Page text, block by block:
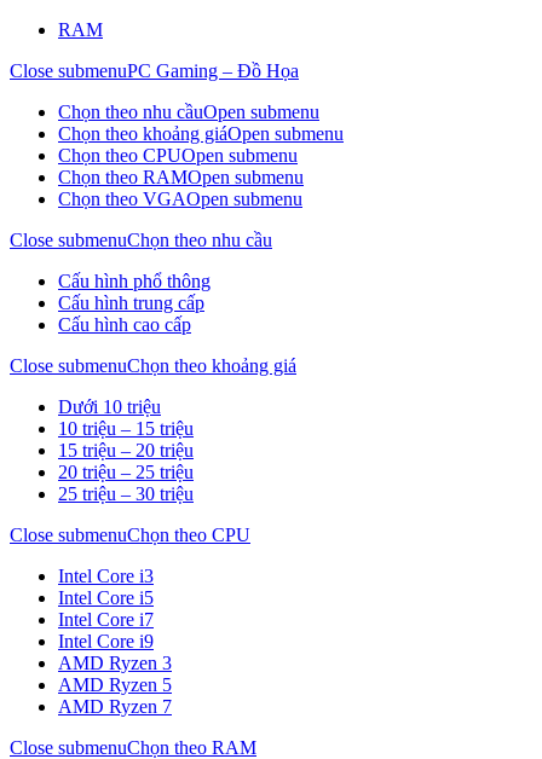
RAM
Close submenuPC Gaming – Đồ Họa
Chọn theo nhu cầuOpen submenu
Chọn theo khoảng giáOpen submenu
Chọn theo CPUOpen submenu
Chọn theo RAMOpen submenu
Chọn theo VGAOpen submenu
Close submenuChọn theo nhu cầu
Cấu hình phổ thông
Cấu hình trung cấp
Cấu hình cao cấp
Close submenuChọn theo khoảng giá
Dưới 10 triệu
10 triệu – 15 triệu
15 triệu – 20 triệu
20 triệu – 25 triệu
25 triệu – 30 triệu
Close submenuChọn theo CPU
Intel Core i3
Intel Core i5
Intel Core i7
Intel Core i9
AMD Ryzen 3
AMD Ryzen 5
AMD Ryzen 7
Close submenuChọn theo RAM